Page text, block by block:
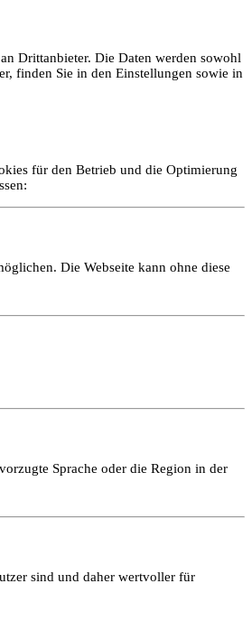
Drittanbieter. Die Daten werden sowohl
finden Sie in den Einstellungen sowie in
für den Betrieb und die Optimierung
Die Webseite kann ohne diese
Sprache oder die Region in der
sind und daher wertvoller für